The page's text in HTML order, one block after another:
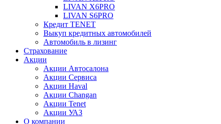
LIVAN X6PRO
LIVAN S6PRO
Кредит TENET
Выкуп кредитных автомобилей
Автомобиль в лизинг
Страхование
Акции
Акции Автосалона
Акции Сервиса
Акции Haval
Акции Changan
Акции Tenet
Акции УАЗ
О компании